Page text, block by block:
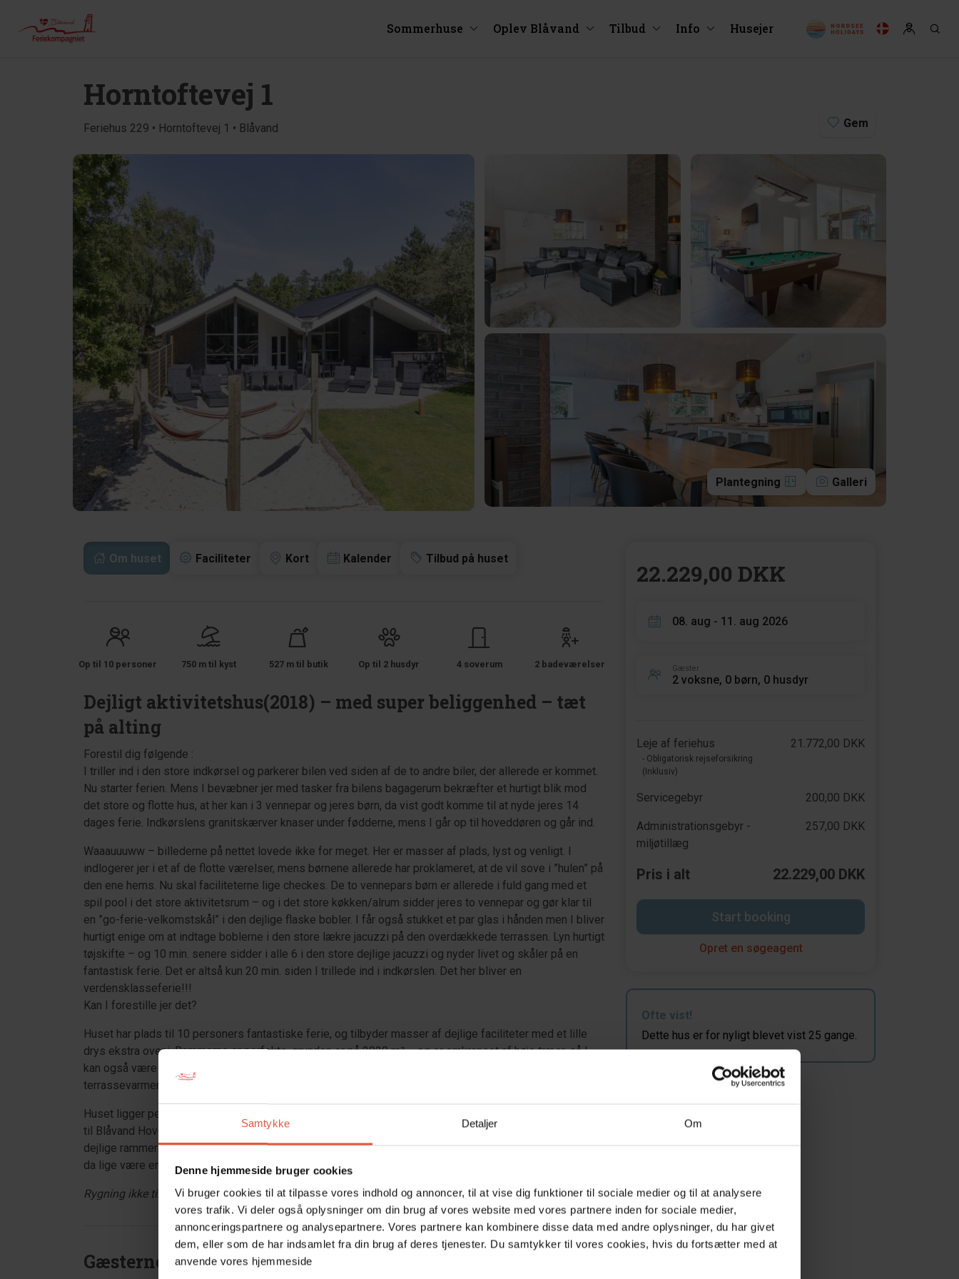
Samtykke Detaljer Om
Denne hjemmeside bruger cookies
Vi bruger cookies til at tilpasse vores indhold og annoncer, til at vise dig funktioner til sociale medier og til at analysere
vores trafik. Vi deler også oplysninger om din brug af vores website med vores partnere inden for sociale medier,
annonceringspartnere og analysepartnere. Vores partnere kan kombinere disse data med andre oplysninger, du har givet
dem, eller som de har indsamlet fra din brug af deres tjenester. Du samtykker til vores cookies, hvis du fortsætter med at
anvende vores hjemmeside
Sommerhuse Oplev Blåvand Tilbud Info Husejer
Horntoftevej 1
Feriehus 229 • Horntoftevej 1 • Blåvand Gem
Plantegning Galleri
Om huset Faciliteter Kort Kalender Tilbud på huset
Op til 10 personer 750 m til kyst 527 m til butik Op til 2 husdyr 4 soverum 2 badeværelser
Dejligt aktivitetshus(2018) – med super beliggenhed – tæt
på alting
Forestil dig følgende :
I triller ind i den store indkørsel og parkerer bilen ved siden af de to andre biler, der allerede er kommet.
Nu starter ferien. Mens I bevæbner jer med tasker fra bilens bagagerum bekræfter et hurtigt blik mod
det store og flotte hus, at her kan i 3 vennepar og jeres børn, da vist godt komme til at nyde jeres 14
dages ferie. Indkørslens granitskærver knaser under fødderne, mens I går op til hoveddøren og går ind.
Waaauuuww – billederne på nettet lovede ikke for meget. Her er masser af plads, lyst og venligt. I
indlogerer jer i et af de flotte værelser, mens børnene allerede har proklameret, at de vil sove i ”hulen” på
den ene hems. Nu skal faciliteterne lige checkes. De to vennepars børn er allerede i fuld gang med et
spil pool i det store aktivitetsrum – og i det store køkken/alrum sidder jeres to vennepar og gør klar til
en ”go-ferie-velkomstskål” i den dejlige flaske bobler. I får også stukket et par glas i hånden men I bliver
hurtigt enige om at indtage boblerne i den store lækre jacuzzi på den overdækkede terrassen. Lyn hurtigt
tøjskifte – og 10 min. senere sidder i alle 6 i den store dejlige jacuzzi og nyder livet og skåler på en
fantastisk ferie. Det er altså kun 20 min. siden I trillede ind i indkørslen. Det her bliver en
verdensklasseferie!!!
Kan I forestille jer det?
Huset har plads til 10 personers fantastiske ferie, og tilbyder masser af dejlige faciliteter med et lille
drys ekstra oveni. Rammerne er perfekte, grunden er på 2020 m² – og er omkranset af høje træer, så I
kan også være sikre på en ugeneret ferie. På den store overdækkede terrasse, hvor der også er
terrassevarmer, vil I kunne sidde til langt ud på aftenen og nyde ferien.
Huset ligger perfekt i forhold til by og strand. Der er ca. 500 meter til Hvidbjerg Strand og ca. 500 meter
til Blåvand Hovedgade og ca. 2 km. til Tirpitz-museet. Sammenholdes husets beliggenhed med de
dejlige rammer og faciliteter er der svært at komme i tanker om mere man kunne ønske sig – det skulle
da lige være en uge ekstra i det dejlige hus.
Rygning ikke tilladt. Ungdomsgrupper ingen adgang.
Gæsterne siger
22.229,00 DKK
08. aug - 11. aug 2026
Gæster
2 voksne, 0 børn, 0 husdyr
Leje af feriehus
- Obligatorisk rejseforsikring
(Inklusiv)
21.772,00 DKK
Servicegebyr 200,00 DKK
Administrationsgebyr -
miljøtillæg
257,00 DKK
Pris i alt 22.229,00 DKK
Start booking
Opret en søgeagent
Ofte vist!
Dette hus er for nyligt blevet vist 25 gange.